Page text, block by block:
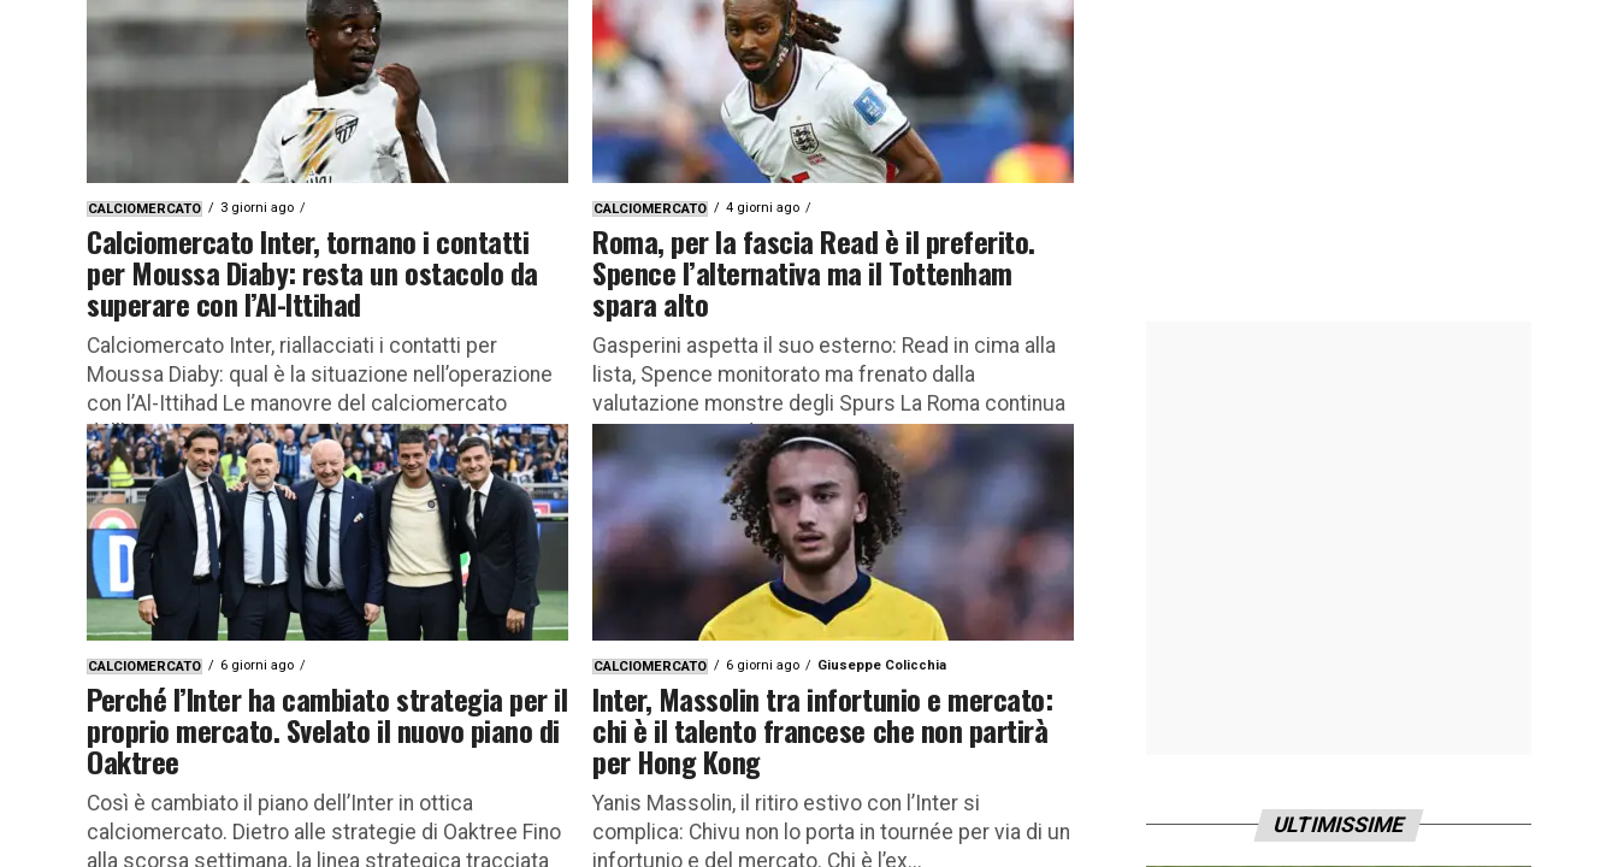
CALCIOMERCATO 3 giorni ago
Calciomercato Inter, tornano i contatti
per Moussa Diaby: resta un ostacolo da
superare con l’Al-Ittihad
Calciomercato Inter, riallacciati i contatti per
Moussa Diaby: qual è la situazione nell’operazione
con l’Al-Ittihad Le manovre del calciomercato
dell’Inter si arricchiscono di un nuovo e...
CALCIOMERCATO 4 giorni ago
Roma, per la fascia Read è il preferito.
Spence l’alternativa ma il Tottenham
spara alto
Gasperini aspetta il suo esterno: Read in cima alla
lista, Spence monitorato ma frenato dalla
valutazione monstre degli Spurs La Roma continua
a muoversi con decisione...
CALCIOMERCATO 6 giorni ago
Perché l’Inter ha cambiato strategia per il
proprio mercato. Svelato il nuovo piano di
Oaktree
Così è cambiato il piano dell’Inter in ottica
calciomercato. Dietro alle strategie di Oaktree Fino
alla scorsa settimana, la linea strategica tracciata
CALCIOMERCATO 6 giorni ago Giuseppe Colicchia
Inter, Massolin tra infortunio e mercato:
chi è il talento francese che non partirà
per Hong Kong
Yanis Massolin, il ritiro estivo con l’Inter si
complica: Chivu non lo porta in tournée per via di un
infortunio e del mercato. Chi è l’ex...
ULTIMISSIME